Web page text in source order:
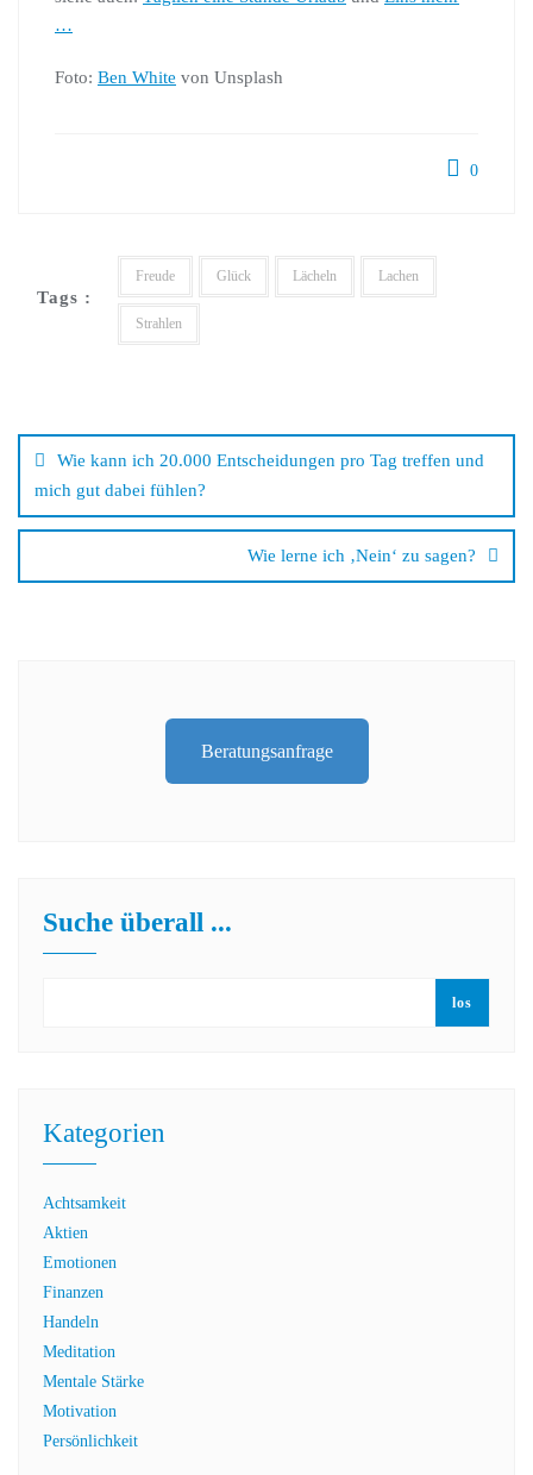
…
Foto: Ben White von Unsplash
0
Tags :
Freude Glück Lächeln Lachen
Strahlen
Wie kann ich 20.000 Entscheidungen pro Tag treffen und
mich gut dabei fühlen?
Wie lerne ich ‚Nein‘ zu sagen?
Beratungsanfrage
Suche überall ...
los
Kategorien
Achtsamkeit
Aktien
Emotionen
Finanzen
Handeln
Meditation
Mentale Stärke
Motivation
Persönlichkeit